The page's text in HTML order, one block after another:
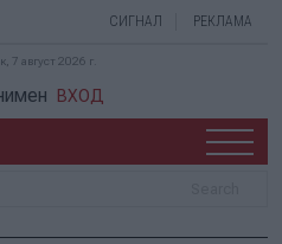
СИГНАЛ РЕКЛАМА
7 август 2026 г.
ВХОД